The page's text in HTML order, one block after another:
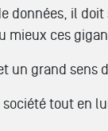
il
ces
un grand sens
tout en